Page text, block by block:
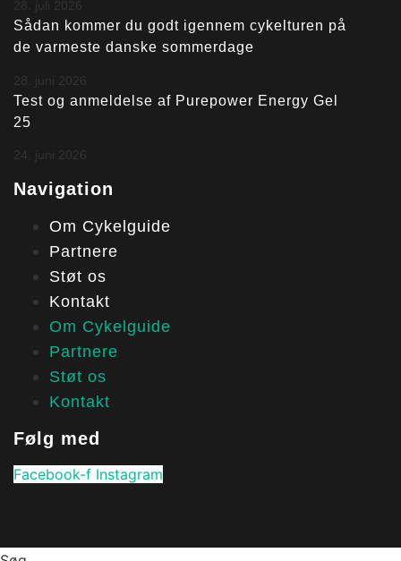
28. juli 2026
Sådan kommer du godt igennem cykelturen på
de varmeste danske sommerdage
28. juni 2026
Test og anmeldelse af Purepower Energy Gel
25
24. juni 2026
Navigation
Om Cykelguide
Partnere
Støt os
Kontakt
Om Cykelguide
Partnere
Støt os
Kontakt
Følg med
Facebook-f Instagram